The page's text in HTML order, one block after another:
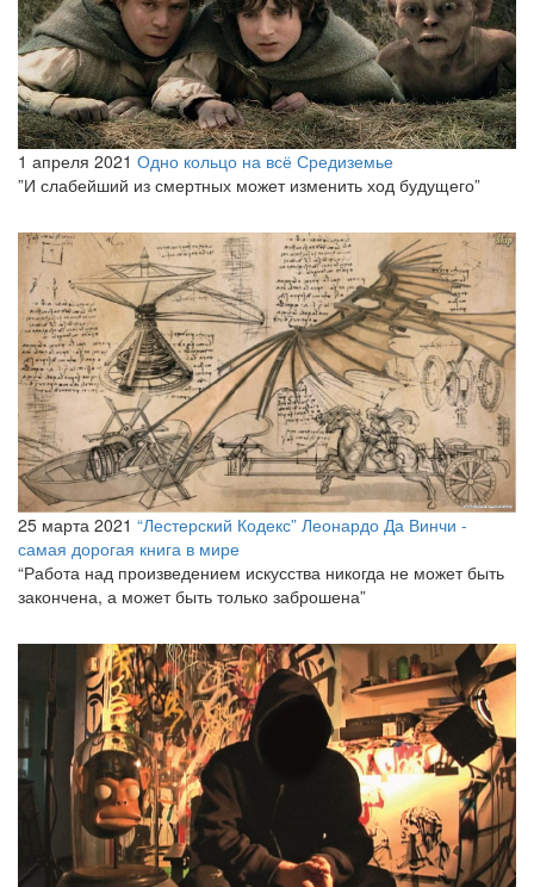
1 апреля 2021 Одно кольцо на всё Средиземье
”И слабейший из смертных может изменить ход будущего”
25 марта 2021 “Лестерский Кодекс” Леонардо Да Винчи -
самая дорогая книга в мире
“Работа над произведением искусства никогда не может быть
закончена, а может быть только заброшена”